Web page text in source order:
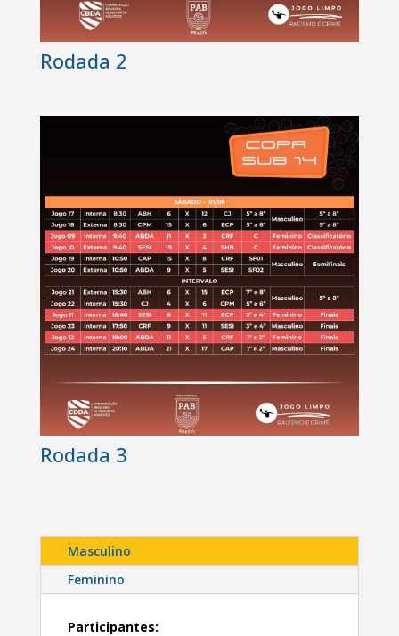
Rodada 2
Rodada 3
Masculino
Feminino
Participantes: